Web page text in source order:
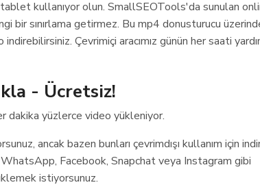
kullanıyor olun. SmallSEOTools'da sunulan
bir sınırlama getirmez. Bu mp4 donusturucu
Çevrimiçi aracımız günün her saati
- Ücretsiz!
dakika yüzlerce video yükleniyor.
ancak bazen bunları çevrimdışı kullanım için
Facebook, Snapchat veya Instagram gibi
istiyorsunuz.